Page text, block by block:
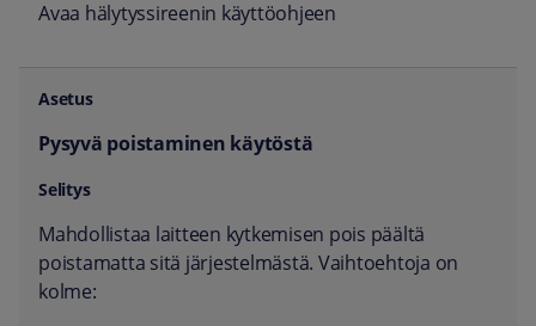
Avaa hälytyssireenin käyttöohjeen
Pysyvä poistaminen käytöstä
Mahdollistaa laitteen kytkemisen pois päältä
poistamatta sitä järjestelmästä. Vaihtoehtoja on
kolme: